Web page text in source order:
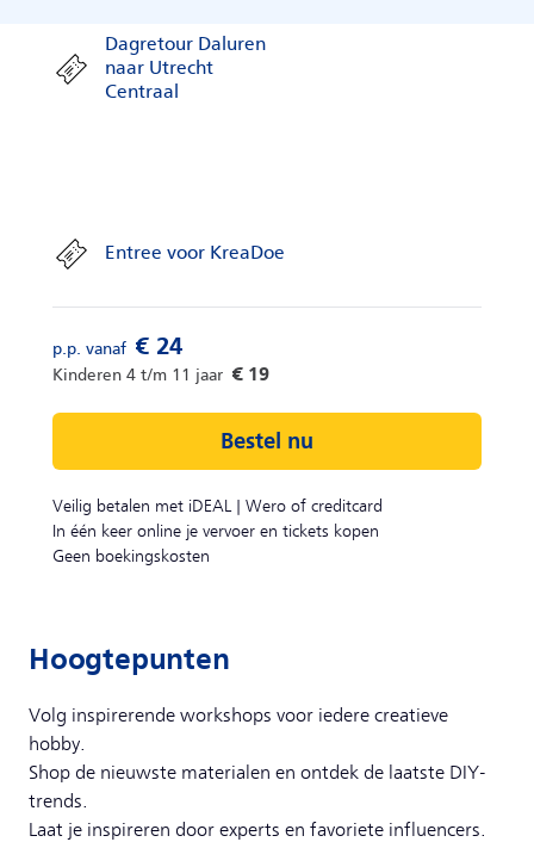
Dagretour Daluren
naar Utrecht
Centraal
Entree voor KreaDoe
Bestel nu
Veilig betalen met iDEAL | Wero of creditcard
In één keer online je vervoer en tickets kopen
Geen boekingskosten
Hoogtepunten
Volg inspirerende workshops voor iedere creatieve
hobby.
Shop de nieuwste materialen en ontdek de laatste DIY-
trends.
Laat je inspireren door experts en favoriete influencers.